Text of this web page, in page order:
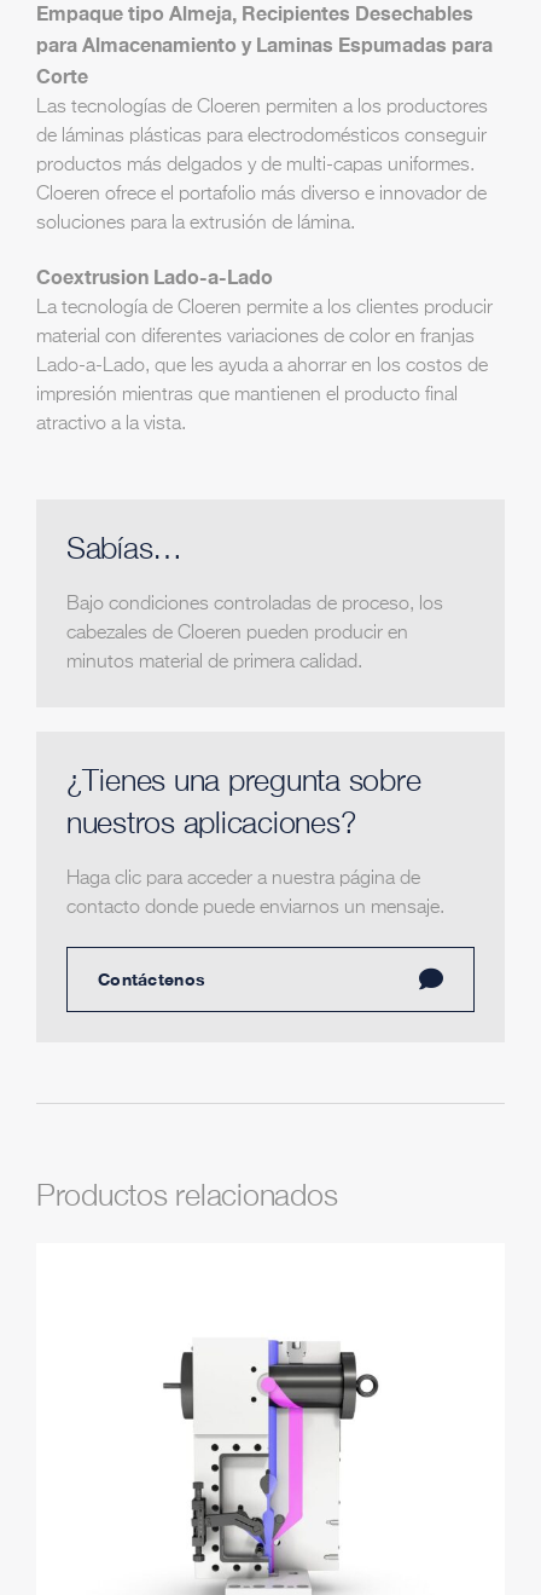
Empaque tipo Almeja, Recipientes Desechables
para Almacenamiento y Laminas Espumadas para
Corte
Las tecnologías de Cloeren permiten a los productores
de láminas plásticas para electrodomésticos conseguir
productos más delgados y de multi-capas uniformes.
Cloeren ofrece el portafolio más diverso e innovador de
soluciones para la extrusión de lámina.
Coextrusion Lado-a-Lado
La tecnología de Cloeren permite a los clientes producir
material con diferentes variaciones de color en franjas
Lado-a-Lado, que les ayuda a ahorrar en los costos de
impresión mientras que mantienen el producto final
atractivo a la vista.
Sabías…
Bajo condiciones controladas de proceso, los
cabezales de Cloeren pueden producir en
minutos material de primera calidad.
¿Tienes una pregunta sobre
nuestros aplicaciones?
Haga clic para acceder a nuestra página de
contacto donde puede enviarnos un mensaje.
Contáctenos
Productos relacionados